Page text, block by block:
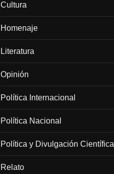
Cultura
Homenaje
Literatura
Opinión
Política Internacional
Política Nacional
Política y Divulgación Científica
Relato